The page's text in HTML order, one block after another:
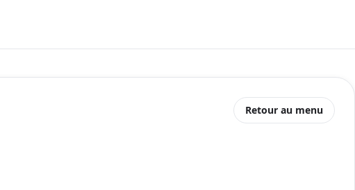
Retour au menu